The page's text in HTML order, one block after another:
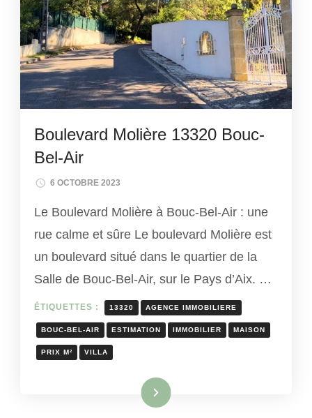
Boulevard Molière 13320 Bouc-
Bel-Air
6 OCTOBRE 2023
Le Boulevard Molière à Bouc-Bel-Air : une
rue calme et sûre Le boulevard Molière est
un boulevard situé dans le quartier de la
Salle de Bouc-Bel-Air, sur le Pays d’Aix. …
ÉTIQUETTES : 13320 AGENCE IMMOBILIERE
BOUC-BEL-AIR ESTIMATION IMMOBILIER MAISON
PRIX M² VILLA
Lire la suite